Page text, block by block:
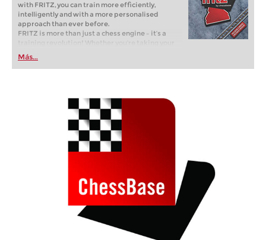
with FRITZ, you can train more efficiently,
intelligently and with a more personalised
approach than ever before.
FRITZ is more than just a chess engine – it’s a
training revolution! Whether you’re taking your
first steps into the world of club chess, or already
playing at a tournament level: with FRITZ, you can
train more efficiently, intelligently and with a
Más...